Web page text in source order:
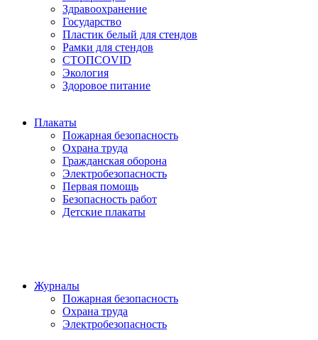
Здравоохранение
Государство
Пластик белый для стендов
Рамки для стендов
СТОПCOVID
Экология
Здоровое питание
Плакаты
Пожарная безопасность
Охрана труда
Гражданская оборона
Электробезопасность
Первая помощь
Безопасность работ
Детские плакаты
Журналы
Пожарная безопасность
Охрана труда
Электробезопасность